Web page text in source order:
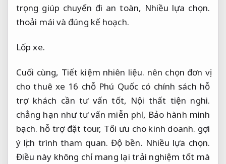
trọng giúp chuyến đi an toàn, Nhiều lựa chọn.
thoải mái và đúng kế hoạch.
Lốp xe.
Cuối cùng, Tiết kiệm nhiên liệu. nên chọn đơn vị
cho thuê xe 16 chỗ Phú Quốc có chính sách hỗ
trợ khách cần tư vấn tốt, Nội thất tiện nghi.
chẳng hạn như tư vấn miễn phí, Bảo hành minh
bạch. hỗ trợ đặt tour, Tối ưu cho kinh doanh. gợi
ý lịch trình tham quan.Độ bền. Nhiều lựa chọn.
Điều này không chỉ mang lại trải nghiệm tốt mà